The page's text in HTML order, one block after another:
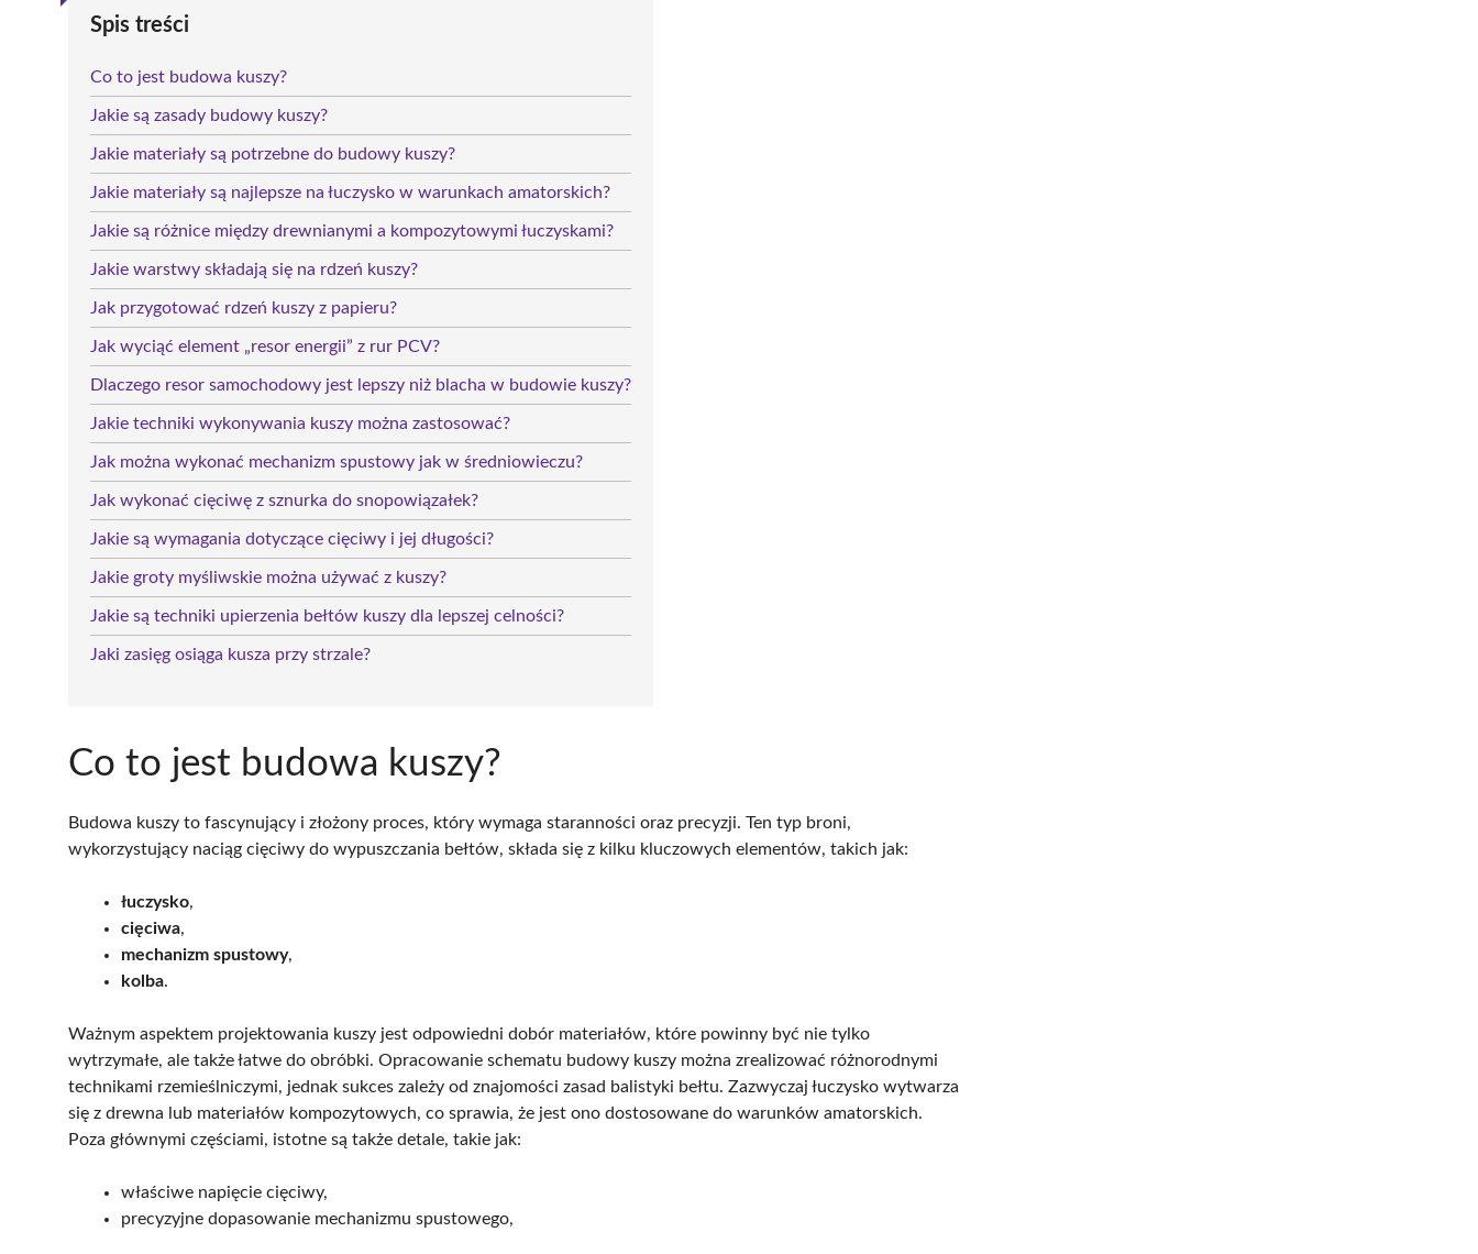
Spis treści
Co to jest budowa kuszy?
Jakie są zasady budowy kuszy?
Jakie materiały są potrzebne do budowy kuszy?
Jakie materiały są najlepsze na łuczysko w warunkach amatorskich?
Jakie są różnice między drewnianymi a kompozytowymi łuczyskami?
Jakie warstwy składają się na rdzeń kuszy?
Jak przygotować rdzeń kuszy z papieru?
Jak wyciąć element „resor energii” z rur PCV?
Dlaczego resor samochodowy jest lepszy niż blacha w budowie kuszy?
Jakie techniki wykonywania kuszy można zastosować?
Jak można wykonać mechanizm spustowy jak w średniowieczu?
Jak wykonać cięciwę z sznurka do snopowiązałek?
Jakie są wymagania dotyczące cięciwy i jej długości?
Jakie groty myśliwskie można używać z kuszy?
Jakie są techniki upierzenia bełtów kuszy dla lepszej celności?
Jaki zasięg osiąga kusza przy strzale?
Co to jest budowa kuszy?
Budowa kuszy to fascynujący i złożony proces, który wymaga staranności oraz precyzji. Ten typ broni,
wykorzystujący naciąg cięciwy do wypuszczania bełtów, składa się z kilku kluczowych elementów, takich jak:
łuczysko,
cięciwa,
mechanizm spustowy,
kolba.
Ważnym aspektem projektowania kuszy jest odpowiedni dobór materiałów, które powinny być nie tylko
wytrzymałe, ale także łatwe do obróbki. Opracowanie schematu budowy kuszy można zrealizować różnorodnymi
technikami rzemieślniczymi, jednak sukces zależy od znajomości zasad balistyki bełtu. Zazwyczaj łuczysko wytwarza
się z drewna lub materiałów kompozytowych, co sprawia, że jest ono dostosowane do warunków amatorskich.
Poza głównymi częściami, istotne są także detale, takie jak:
właściwe napięcie cięciwy,
precyzyjne dopasowanie mechanizmu spustowego,